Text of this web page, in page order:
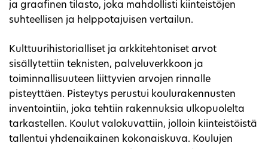
ja graafinen tilasto, joka mahdollisti kiinteistöjen
suhteellisen ja helppotajuisen vertailun.
Kulttuurihistorialliset ja arkkitehtoniset arvot
sisällytettiin teknisten, palveluverkkoon ja
toiminnallisuuteen liittyvien arvojen rinnalle
pisteyttäen. Pisteytys perustui koulurakennusten
inventointiin, joka tehtiin rakennuksia ulkopuolelta
tarkastellen. Koulut valokuvattiin, jolloin kiinteistöistä
tallentui yhdenaikainen kokonaiskuva. Koulujen